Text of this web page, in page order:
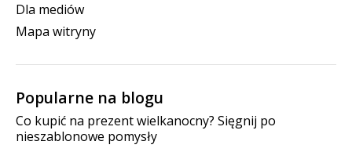
Dla mediów
Mapa witryny
Popularne na blogu
Co kupić na prezent wielkanocny? Sięgnij po
nieszablonowe pomysły